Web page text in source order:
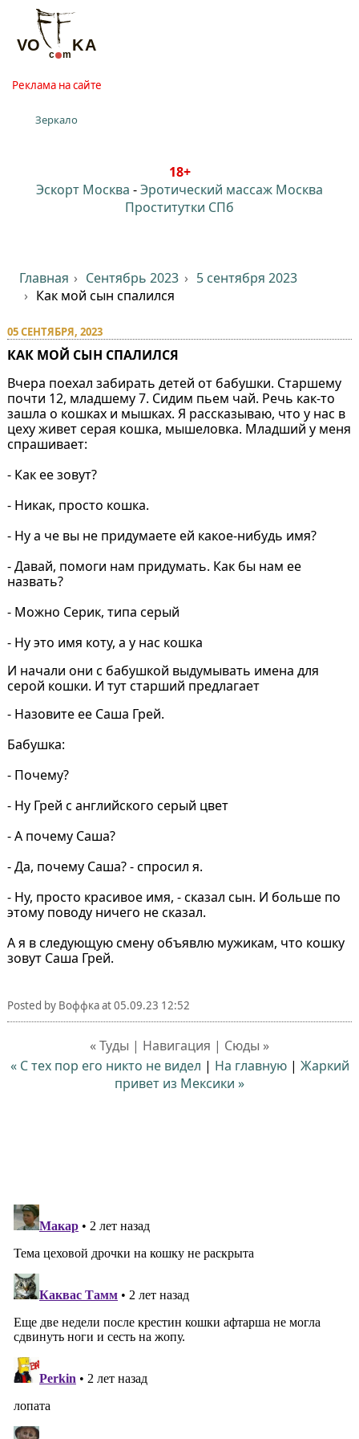
Реклама на сайте
Зеркало
18+
Эскорт Москва -Эротический массаж Москва
Проститутки СПб
Главная Сентябрь 2023
5 сентября 2023
Как мой сын спалился
05 СЕНТЯБРЯ, 2023
КАК МОЙ СЫН СПАЛИЛСЯ
Вчера поехал забирать детей от бабушки. Старшему
почти 12, младшему 7. Сидим пьем чай. Речь как-то
зашла о кошках и мышках. Я рассказываю, что у нас в
цеху живет серая кошка, мышеловка. Младший у меня
спрашивает:
- Как ее зовут?
- Никак, просто кошка.
- Ну а че вы не придумаете ей какое-нибудь имя?
- Давай, помоги нам придумать. Как бы нам ее
назвать?
- Можно Серик, типа серый
- Ну это имя коту, а у нас кошка
И начали они с бабушкой выдумывать имена для
серой кошки. И тут старший предлагает
- Назовите ее Саша Грей.
Бабушка:
- Почему?
- Ну Грей с английского серый цвет
- А почему Саша?
- Да, почему Саша? - спросил я.
- Ну, просто красивое имя, - сказал сын. И больше по
этому поводу ничего не сказал.
А я в следующую смену объявлю мужикам, что кошку
зовут Саша Грей.
Posted by Воффкаat05.09.23 12:52
« Туды | Навигация | Сюды »
« С тех пор его никто не видел | На главную| Жаркий
привет из Мексики »